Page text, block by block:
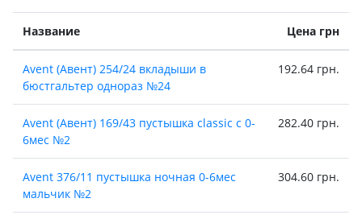
Название Цена грн
Avent (Авент) 254/24 вкладыши в
бюстгальтер однораз №24
192.64 грн.
Avent (Авент) 169/43 пустышка classic с 0-
6мес №2
282.40 грн.
Avent 376/11 пустышка ночная 0-6мес
мальчик №2
304.60 грн.